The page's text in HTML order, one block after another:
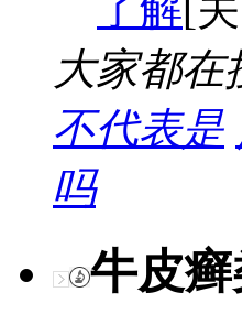
大家都在
不代表是
吗
牛皮癣